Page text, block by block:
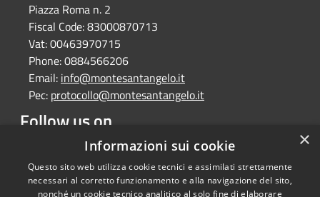
Piazza Roma n. 2
Fiscal Code:83000870713
Vat:00463970715
Phone:0884566206
Email: info@montesantangelo.it
Pec: protocollo@montesantangelo.it
Follow us on
FacebookYoutubeInstagramTelegramWhatsapp ×
Informazioni sui cookie
Questo sito web utilizza cookie tecnici e assimilati strettamente
necessari al corretto funzionamento e alla navigazione del sito,
nonché un cookie tecnico analitico al solo fine di elaborare